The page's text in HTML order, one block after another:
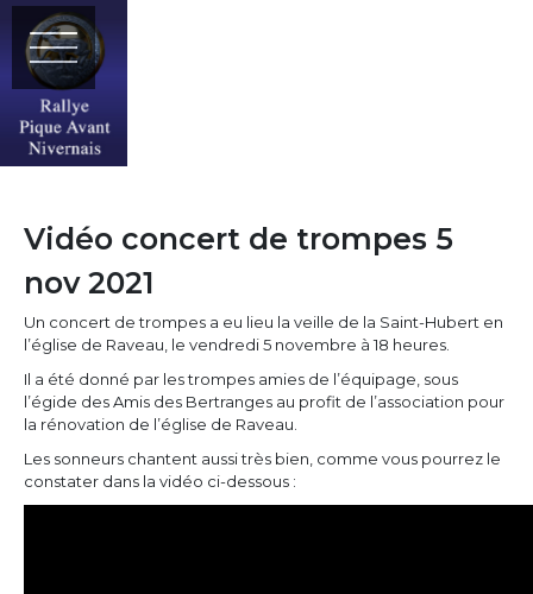
Vidéo concert de trompes 5
nov 2021
Un concert de trompes a eu lieu la veille de la Saint-Hubert en
l’église de Raveau, le vendredi 5 novembre à 18 heures.
Il a été donné par les trompes amies de l’équipage, sous
l’égide des Amis des Bertranges au profit de l’association pour
la rénovation de l’église de Raveau.
Les sonneurs chantent aussi très bien, comme vous pourrez le
constater dans la vidéo ci-dessous :